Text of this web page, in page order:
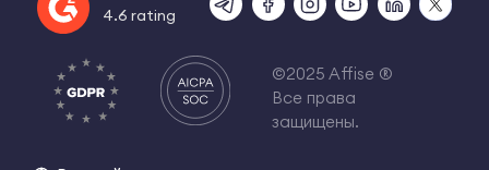
©2025 Affise ®
Все права
защищены.
4.6 rating